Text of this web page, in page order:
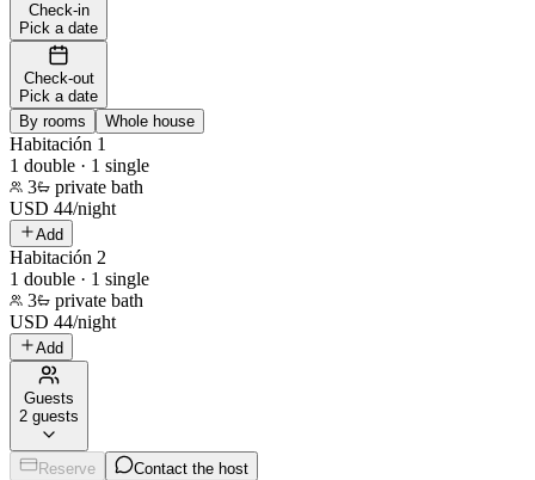
Check-in
Pick a date
Check-out
Pick a date
By rooms
Whole house
Habitación 1
1 double · 1 single
3
private bath
USD 44/night
Add
Habitación 2
1 double · 1 single
3
private bath
USD 44/night
Add
Guests
2 guests
Reserve Contact the host